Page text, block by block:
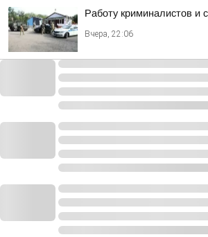
Работу криминалистов и
Вчера, 22:06